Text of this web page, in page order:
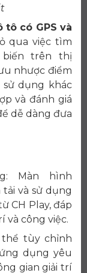
có GPS và
qua việc tìm
biến trên thị
nhược điểm
dụng khác
và đánh giá
dễ dàng đưa
Màn hình
và sử dụng
CH Play, đáp
và công việc.
thể tùy chỉnh
dụng yêu
gian giải trí